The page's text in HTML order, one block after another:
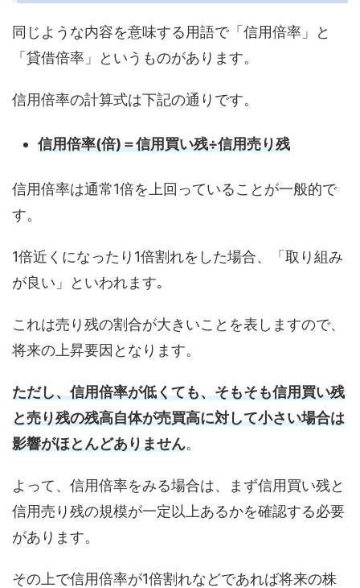
同じような内容を意味する用語で「信用倍率」と
「貸借倍率」というものがあります。
信用倍率の計算式は下記の通りです。
信用倍率(倍)＝信用買い残÷信用売り残
信用倍率は通常1倍を上回っていることが一般的で
す。
1倍近くになったり1倍割れをした場合、「取り組み
が良い」といわれます｡
これは売り残の割合が大きいことを表しますので、
将来の上昇要因となります。
ただし、信用倍率が低くても、そもそも信用買い残
と売り残の残高自体が売買高に対して小さい場合は
影響がほとんどありません。
よって、信用倍率をみる場合は、まず信用買い残と
信用売り残の規模が一定以上あるかを確認する必要
があります。
その上で信用倍率が1倍割れなどであれば将来の株